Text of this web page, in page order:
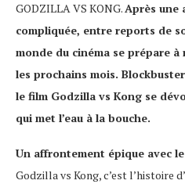
GODZILLA VS KONG.Après une
compliquée, entre reports de
monde du cinéma se prépare
les prochains mois.
le film Godzilla vs Kong se
qui met l’eau à la bouche.
Un affrontement épique avec
Godzilla vs Kong, c’est l’histoire